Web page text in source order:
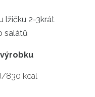
lžičku 2-3krát
salátů
830 kcal